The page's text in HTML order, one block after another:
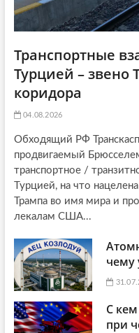
Транспортные
Турцией – звено
коридора
04.08.2026
Обходящий РФ
продвигаемый
транспортное /
Турцией, на что
Трампа во имя мира и
лекалам США...
чему
С
при